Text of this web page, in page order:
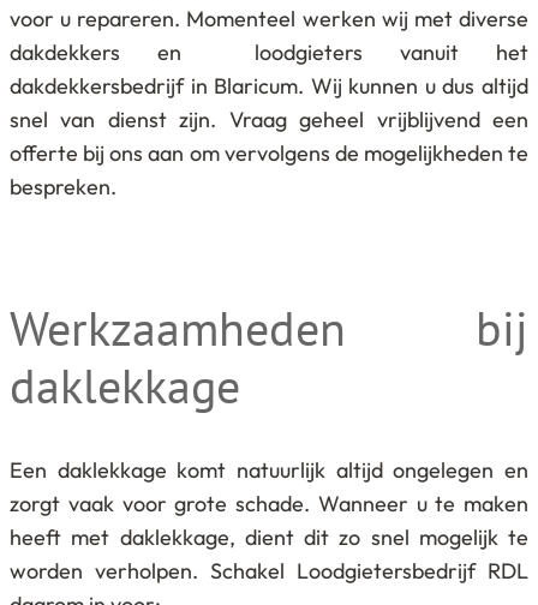
voor u repareren. Momenteel werken wij met diverse
dakdekkers en loodgieters vanuit het
dakdekkersbedrijf in Blaricum. Wij kunnen u dus altijd
snel van dienst zijn. Vraag geheel vrijblijvend een
offerte bij ons aan om vervolgens de mogelijkheden te
bespreken.
Werkzaamheden bij
daklekkage
Een daklekkage komt natuurlijk altijd ongelegen en
zorgt vaak voor grote schade. Wanneer u te maken
heeft met daklekkage, dient dit zo snel mogelijk te
worden verholpen. Schakel Loodgietersbedrijf RDL